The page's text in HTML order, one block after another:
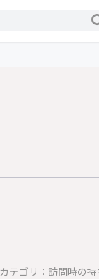
カテゴリ：訪問時の